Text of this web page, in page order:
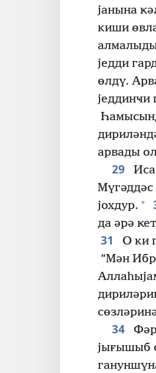
јанына
киши
једди
өлдү.
једдинҹи
арвады
29
јохдур. +
да әрә
31 О ки
“Мән
34
јығышыб